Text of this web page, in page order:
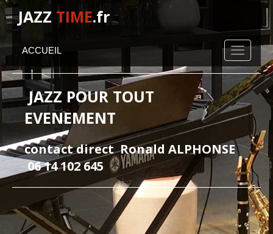
JAZZ TIME.fr
ACCUEIL
JAZZ POUR TOUT
EVENEMENT
contact direct Ronald ALPHONSE
06 14 102 645